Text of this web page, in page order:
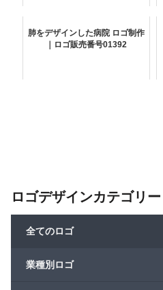
肺をデザインした病院 ロゴ制作
｜ロゴ販売番号01392
ロゴデザインカテゴリー
全てのロゴ
業種別ロゴ